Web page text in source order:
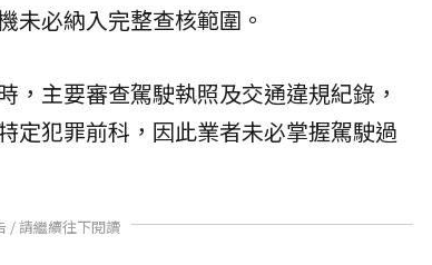
未必納入完整查核範圍。
，主要審查駕駛執照及交通違規紀錄，
定犯罪前科，因此業者未必掌握駕駛過
/ 請繼續往下閱讀